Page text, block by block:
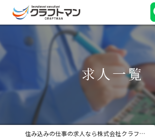
求人一覧
住み込みの仕事の求人なら株式会社クラフトマン